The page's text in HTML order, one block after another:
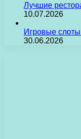
Лучшие
10.07.2026
Игровые
30.06.2026